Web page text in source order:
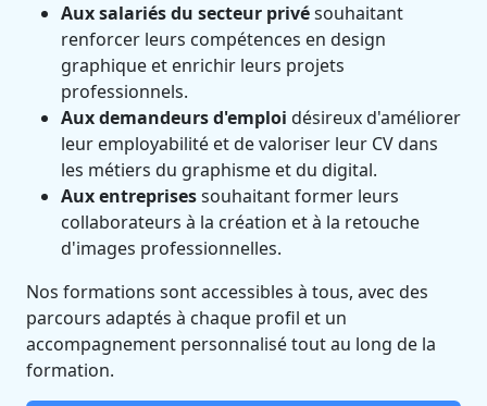
Aux salariés du secteur privésouhaitant
renforcer leurs compétences en design
graphique et enrichir leurs projets
professionnels.
Aux demandeurs d'emploi désireux d'améliorer
leur employabilité et de valoriser leur CV dans
les métiers du graphisme et du digital.
Aux entreprisessouhaitant former leurs
collaborateurs à la création et à la retouche
d'images professionnelles.
Nos formations sont accessibles à tous, avec des
parcours adaptés à chaque profil et un
accompagnement personnalisé tout au long de la
formation.